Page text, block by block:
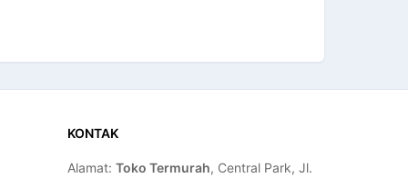
KONTAK
Alamat: Toko Termurah, Central Park, Jl.